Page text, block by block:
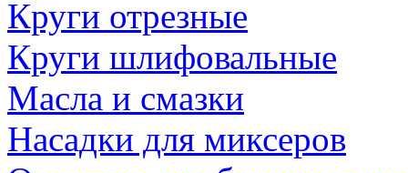
Круги отрезные
Круги шлифовальные
Масла и смазки
Насадки для миксеров